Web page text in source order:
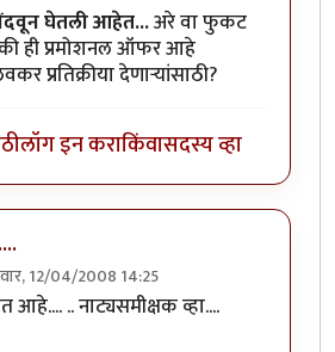
घेतली आहेत...अरे वा फुकट
ही प्रमोशनल ऑफर आहे
प्रतिक्रीया देणार्‍यांसाठी?
लॉग इन कराकिंवासदस्य व्हा
12/04/2008 14:25
.. नाट्यसमीक्षक व्हा....